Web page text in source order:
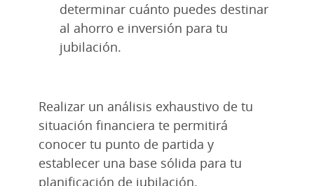
determinar cuánto puedes destinar
al ahorro e inversión para tu
jubilación.
Realizar un análisis exhaustivo de tu
situación financiera te permitirá
conocer tu punto de partida y
establecer una base sólida para tu
planificación de jubilación.